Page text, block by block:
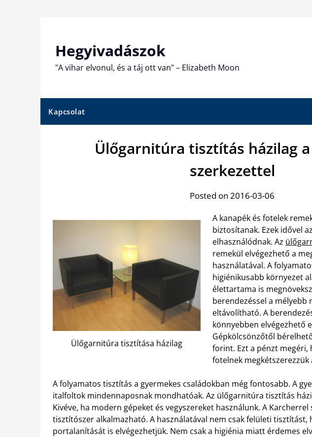
Hegyivadászok
"A vihar elvonul, és a táj ott van" – Elizabeth Moon
Kapcsolat
Ülőgarnitúra tisztítás házilag
szerkezettel
Posted on 2016-03-06
Ülőgarnitúra tisztítása házilag
A kanapék és fotelek
biztosítanak. Ezek idővel
elhasználódnak. Az
remekül elvégezhető a
használatával. A
higiénikusabb környezet
élettartama is
berendezéssel a mélyebb
eltávolítható. A
könnyebben elvégezhető
Gépkölcsönzőtől
forint. Ezt a pénzt megéri,
fotelnek megkétszerezzük
A folyamatos tisztítás a gyermekes családokban még fontosabb. A
italfoltok mindennaposnak mondhatóak. Az ülőgarnitúra tisztítás
Kivéve, ha modern gépeket és vegyszereket használunk. A
tisztítószer alkalmazható. A használatával nem csak felületi tisztítást,
portalanítását is elvégezhetjük. Nem csak a higiénia miatt érdemes